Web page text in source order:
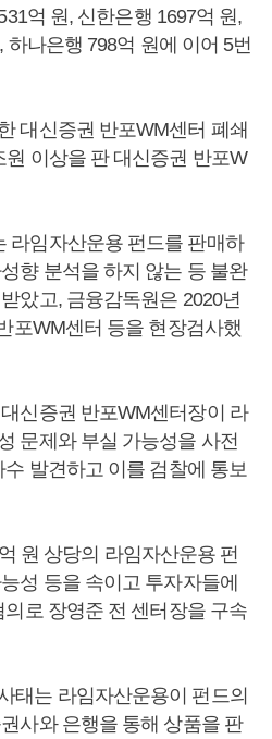
억 원, 신한은행 1697억 원,
나은행 798억 원에 이어 5번
대신증권 반포WM센터 폐쇄
이상을 판 대신증권 반포W
라임자산운용 펀드를 판매하
향 분석을 하지 않는 등 불완
았고, 금융감독원은 2020년
포WM센터 등을 현장검사했
신증권 반포WM센터장이 라
문제와 부실 가능성을 사전
발견하고 이를 검찰에 통보
원 상당의 라임자산운용 펀
성 등을 속이고 투자자들에
로 장영준 전 센터장을 구속
태는 라임자산운용이 펀드의
사와 은행을 통해 상품을 판